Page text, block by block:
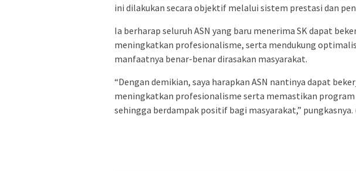
ini dilakukan secara objektif melalui sistem prestasi dan
Ia berharap seluruh ASN yang baru menerima SK dapat
meningkatkan profesionalisme, serta mendukung
manfaatnya benar-benar dirasakan masyarakat.
“Dengan demikian, saya harapkan ASN nantinya dapat
meningkatkan profesionalisme serta memastikan
sehingga berdampak positif bagi masyarakat,” pungkasnya.